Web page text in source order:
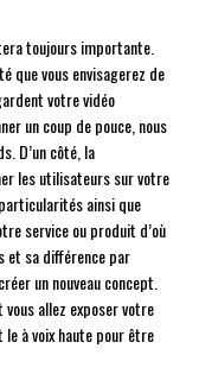
toujours importante.
que vous envisagerez de
votre vidéo
un coup de pouce, nous
D’un côté, la
les utilisateurs sur votre
ainsi que
service ou produit d’où
et sa différence par
un nouveau concept.
allez exposer votre
à voix haute pour être